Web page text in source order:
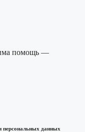
помощь —
персональных данных